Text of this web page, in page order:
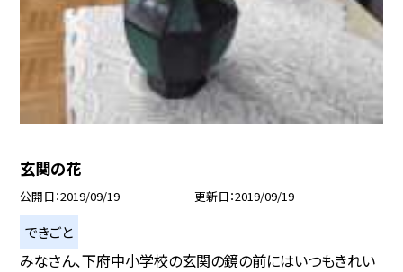
玄関の花
公開日 2019/09/19 更新日 2019/09/19
できごと
みなさん、下府中小学校の玄関の鏡の前にはいつもきれい